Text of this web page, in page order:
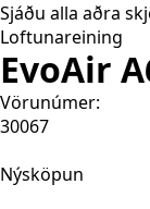
Sjáðu alla aðra
Loftunareining
EvoAir
Vörunúmer:
30067
Nýsköpun